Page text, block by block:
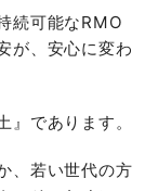
続可能なRMO
が、安心に変わ
であります。
、若い世代の方